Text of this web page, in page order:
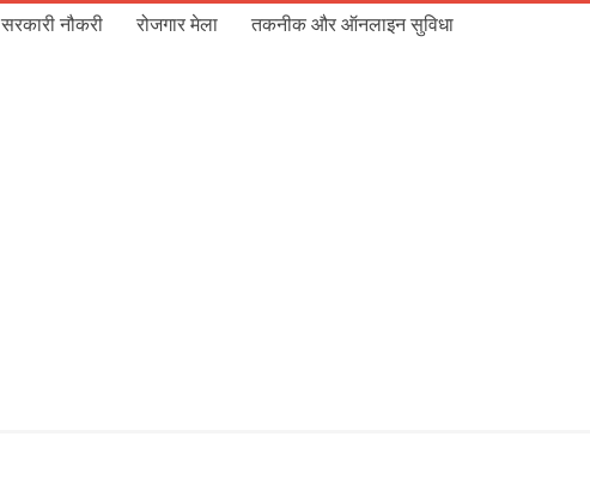
सरकारी नौकरी रोजगार मेला तकनीक और ऑनलाइन सुविधा